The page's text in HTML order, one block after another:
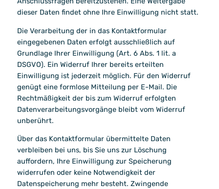
dieser Daten findet ohne Ihre Einwilligung nicht statt.
Die Verarbeitung der in das Kontaktformular
eingegebenen Daten erfolgt ausschließlich auf
Grundlage Ihrer Einwilligung (Art. 6 Abs. 1 lit. a
DSGVO). Ein Widerruf Ihrer bereits erteilten
Einwilligung ist jederzeit möglich. Für den Widerruf
genügt eine formlose Mitteilung per E-Mail. Die
Rechtmäßigkeit der bis zum Widerruf erfolgten
Datenverarbeitungsvorgänge bleibt vom Widerruf
unberührt.
Über das Kontaktformular übermittelte Daten
verbleiben bei uns, bis Sie uns zur Löschung
auffordern, Ihre Einwilligung zur Speicherung
widerrufen oder keine Notwendigkeit der
Datenspeicherung mehr besteht. Zwingende